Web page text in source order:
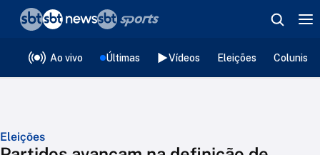
Ao vivo Últimas Vídeos Eleições
Eleições
❮voltar
Editorias